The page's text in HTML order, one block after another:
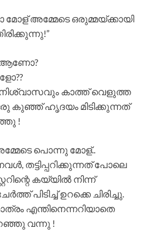
മോള് അമ്മേടെ ഒരുമ്മയ്ക്കായി
ആണോ?
കാത്ത് വെളുത്ത
കുഞ്ഞ് ഹൃദയം മിടിക്കുന്നത്
!
പൊന്നു മോള്..
തട്ടിപ്പറിക്കുന്നത് പോലെ
കയ്യിൽ നിന്ന്
പിടിച്ച് ഉറക്കെ ചിരിച്ചു.
എന്തിനെന്നറിയാതെ
വന്നു !